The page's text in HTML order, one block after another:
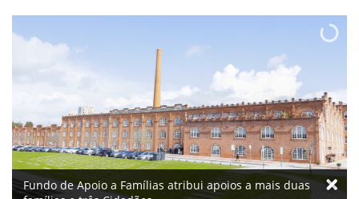
Fundo de Apoio a Famílias atribui apoios a mais duas